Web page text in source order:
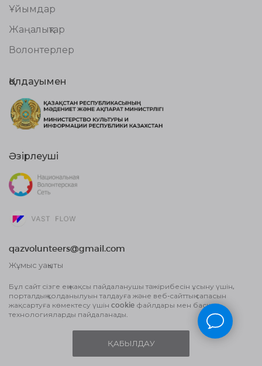
Ұйымдар
Жаңалықтар
Волонтерлер
Қолдауымен
Әзірлеуші
qazvolunteers@gmail.com
Жұмыс уақыты
Жария оферта шарты
Деректерді өңдеу туралы Пайдаланушы
Бұл сайт сізге ең жақсы пайдаланушы тәжірибесін ұсыну үшін,
порталдың қолданылуын талдауға және веб-сайттың сапасын
жақсартуға көмектесу үшін cookie файлдары мен басқа
технологияларды пайдаланады.
ҚАБЫЛДАУ